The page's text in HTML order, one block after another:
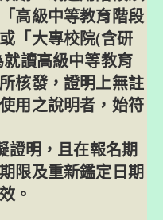
高級中等教育階段
「大專校院(含研
讀高級中等教育
核發，證明上無註
用之說明者，始符
證明，且在報名期
限及重新鑑定日期
。